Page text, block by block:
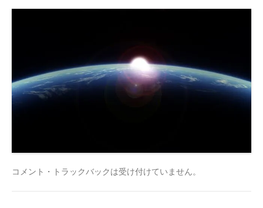
コメント・トラックバックは受け付けていません。